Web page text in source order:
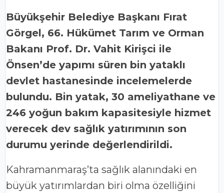
Büyükşehir Belediye Başkanı Fırat
Görgel, 66. Hükümet Tarım ve Orman
Bakanı Prof. Dr. Vahit Kirişci ile
Önsen’de yapımı süren bin yataklı
devlet hastanesinde incelemelerde
bulundu. Bin yatak, 30 ameliyathane ve
246 yoğun bakım kapasitesiyle hizmet
verecek dev sağlık yatırımının son
durumu yerinde değerlendirildi.
Kahramanmaraş’ta sağlık alanındaki en
büyük yatırımlardan biri olma özelliğini